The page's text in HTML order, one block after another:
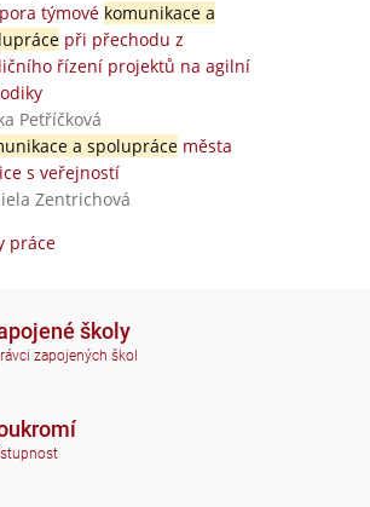
týmové komunikace a
při přechodu z
řízení projektů na agilní
Petříčková
a spolupráceměsta
s veřejností
Zentrichová
práce
školy
zapojených škol